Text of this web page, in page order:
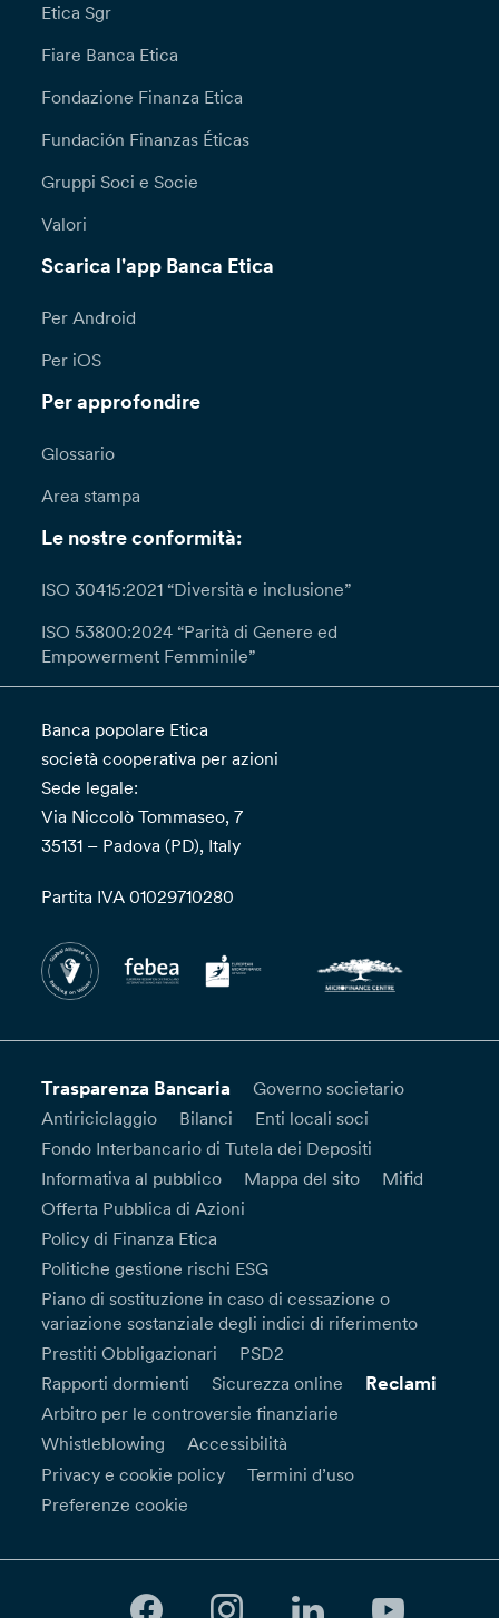
Etica Sgr
Fiare Banca Etica
Fondazione Finanza Etica
Fundación Finanzas Éticas
Gruppi Soci e Socie
Valori
Scarica l'app Banca Etica
Per Android
Per iOS
Per approfondire
Glossario
Area stampa
Le nostre conformità:
ISO 30415:2021 “Diversità e inclusione”
ISO 53800:2024 “Parità di Genere ed
Empowerment Femminile”
Banca popolare Etica
società cooperativa per azioni
Sede legale:
Via Niccolò Tommaseo, 7
35131 – Padova (PD), Italy
Partita IVA 01029710280
Trasparenza Bancaria
Governo societario
Antiriciclaggio
Bilanci
Enti locali soci
Fondo Interbancario di Tutela dei Depositi
Informativa al pubblico
Mappa del sito
Mifid
Offerta Pubblica di Azioni
Policy di Finanza Etica
Politiche gestione rischi ESG
Piano di sostituzione in caso di cessazione o
variazione sostanziale degli indici di riferimento
Prestiti Obbligazionari
PSD2
Rapporti dormienti
Sicurezza online Reclami
Arbitro per le controversie finanziarie
Whistleblowing
Accessibilità
Privacy e cookie policy
Termini d’uso
Preferenze cookie